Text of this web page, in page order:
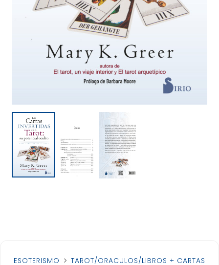
ESOTERISMO TAROT/ORACULOS/LIBROS + CARTAS